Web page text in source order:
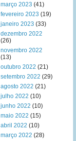
março 2023 (41)
fevereiro 2023 (19)
janeiro 2023 (33)
dezembro 2022
(26)
novembro 2022
(13)
outubro 2022 (21)
setembro 2022 (29)
agosto 2022 (21)
julho 2022 (10)
junho 2022 (10)
maio 2022 (15)
abril 2022 (10)
março 2022 (28)